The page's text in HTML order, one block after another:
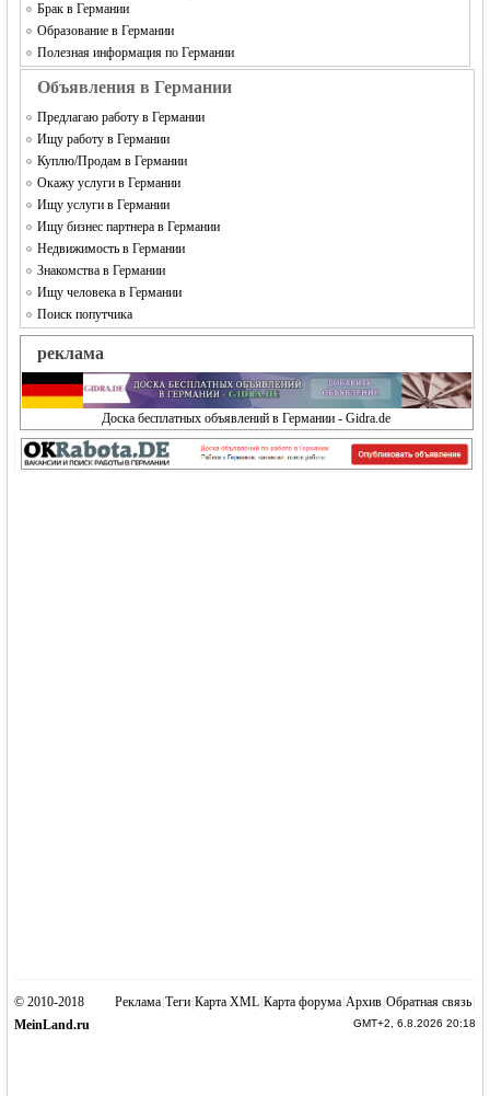
Брак в Германии
Образование в Германии
Полезная информация по Германии
Объявления в Германии
Предлагаю работу в Германии
Ищу работу в Германии
Куплю/Продам в Германии
Окажу услуги в Германии
Ищу услуги в Германии
Ищу бизнес партнера в Германии
Недвижимость в Германии
Знакомства в Германии
Ищу человека в Германии
Поиск попутчика
реклама
Доска бесплатных объявлений в Германии - Gidra.de
Реклама|Теги|Карта XML|Карта форума|Архив|Обратная связь|
GMT+2, 6.8.2026 20:18
© 2010-2018
MeinLand.ru